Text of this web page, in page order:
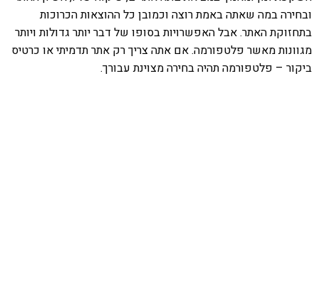
ובחירה במה שאתה באמת רוצה וכמובן כל ההוצאות הכרוכות
בתחזוקת האתר. אבל האפשרויות בסופו של דבר יותר גדולות ויותר
מגוונות מאשר פלטפורמה. אם אתה צריך רק אתר תדמיתי או כרטיס
ביקור – פלטפורמה תהיה בחירה מצוינת עבורך.